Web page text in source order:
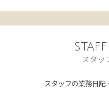
スタッ
スタッフの業務日